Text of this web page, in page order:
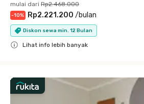
mulai dari Rp2.468.000
-10% Rp2.221.200 /bulan
Diskon sewa min. 12 Bulan
Lihat info lebih banyak